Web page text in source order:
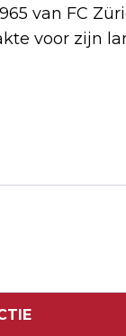
van FC
voor zijn